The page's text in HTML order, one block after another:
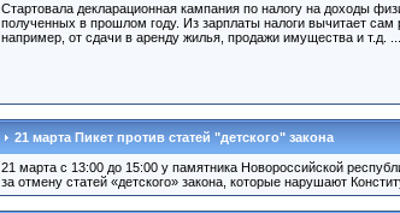
Стартовала декларационная кампания по налогу на доходы
полученных в прошлом году. Из зарплаты налоги вычитает
например, от сдачи в аренду жилья, продажи имущества и т.д. ...
21 марта Пикет против статей "детского" закона
21 марта с 13:00 до 15:00 у памятника Новороссийской
за отмену статей «детского» закона, которые нарушают